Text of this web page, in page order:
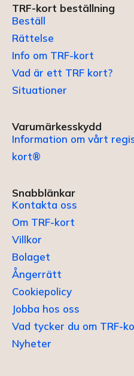
TRF-kort beställning
Beställ
Rättelse
Info om TRF-kort
Vad är ett TRF kort?
Situationer
Varumärkesskydd
Information om vårt
kort®
Snabblänkar
Kontakta oss
Om TRF-kort
Villkor
Bolaget
Ångerrätt
Cookiepolicy
Jobba hos oss
Vad tycker du om TRF-
Nyheter